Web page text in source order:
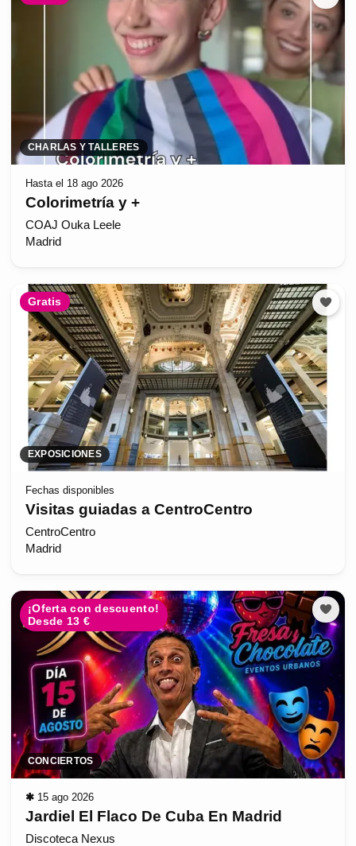
CHARLAS Y TALLERES
Hasta el 18 ago 2026
Colorimetría y +
COAJ Ouka Leele
Madrid
Gratis
EXPOSICIONES
Fechas disponibles
Visitas guiadas a CentroCentro
CentroCentro
Madrid
¡Oferta con descuento!
Desde 13 €
CONCIERTOS
✱ 15 ago 2026
Jardiel El Flaco De Cuba En Madrid
Discoteca Nexus